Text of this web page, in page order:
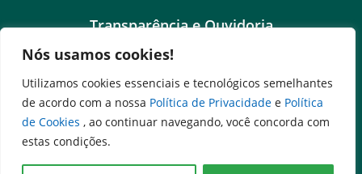
Nós usamos cookies!
Utilizamos cookies essenciais e tecnológicos semelhantes
de acordo com a nossa Política de Privacidade e Política
de Cookies , ao continuar navegando, você concorda com
estas condições.
Transparência e Ouvidoria
LGPD
Goiás Transparência
Dados Abertos Goiás
Ouvidoria Setorial
SIC – Serviço de Informação ao Cidadão
e-SIC – Serviço Eletrônico de Informação ao Cidadão